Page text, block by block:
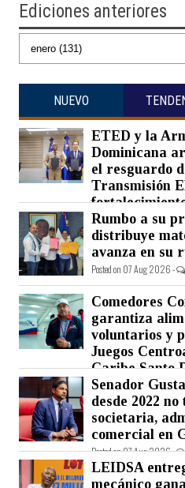
Ediciones anteriores
NUEVO
ETED y la
Dominicana
el resguardo
Transmisión
Posted on 07 Aug 2026 - 0 Comments
Rumbo a su
distribuye
avanza en su
Posted on 07 Aug 2026 -
Comedores
garantiza
voluntarios y
Juegos
Caribe Santo
Posted on 07 Aug 2026 - 0 Comments
Senador
desde 2022
societaria,
comercial en
Posted on 07 Aug 2026 -
LEIDSA
mecánico